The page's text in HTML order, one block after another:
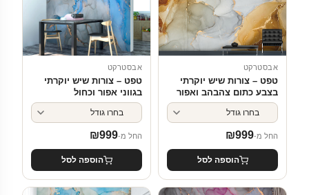
אבסטרקט
טפט – צורות שיש יוקרתי
בצבע כתום צהבהב ואפור
החל מ- ₪999
הוספה לסל
אבסטרקט
טפט – צורות שיש יוקרתי
בגווני אפור וכחול
החל מ- ₪999
הוספה לסל